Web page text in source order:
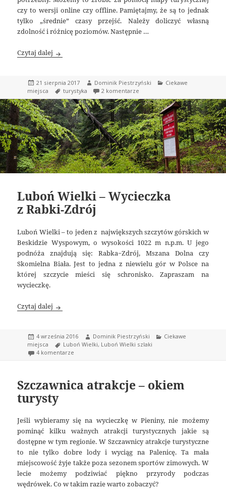
czy to wersji online czy offline. Pamiętajmy, że są to jednak
tylko „średnie” czasy przejść. Należy doliczyć własną
zdolność i różnicę poziomów. Następnie …
Czytaj dalej Jak przygotować się na pieszą wycieczkę?
Data
publikacji
21 sierpnia 2017 Autor
Dominik Piestrzyński Kategorie
Ciekawe
miejsca
Tagi
turystyka 2 komentarze
Luboń Wielki – Wycieczka
z Rabki-Zdrój
Luboń Wielki – to jeden z największych szczytów górskich w
Beskidzie Wyspowym, o wysokości 1022 m n.p.m. U jego
podnóża znajdują się: Rabka−Zdrój, Mszana Dolna czy
Skomielna Biała. Jest to jedna z niewielu gór w Polsce na
której szczycie mieści się schronisko. Zapraszam na
wycieczkę.
Czytaj dalej Luboń Wielki – Wycieczka z Rabki-Zdrój
Data
publikacji
4 września 2016 Autor
Dominik Piestrzyński Kategorie
Ciekawe
miejsca
Tagi
Luboń Wielki, Luboń Wielki szlaki
4 komentarzedo Luboń Wielki – Wycieczka z Rabki-Zdrój
Szczawnica atrakcje – okiem
turysty
Jeśli wybieramy się na wycieczkę w Pieniny, nie możemy
pominąć kilku ważnych atrakcji turystycznych jakie są
dostępne w tym regionie. W Szczawnicy atrakcje turystyczne
to nie tylko dobre lody i wyciąg na Palenicę. Ta mała
miejscowość żyje także poza sezonem sportów zimowych. W
lecie możemy podziwiać piękno przyrody podczas
wędrówek. Co w takim razie warto zobaczyć?